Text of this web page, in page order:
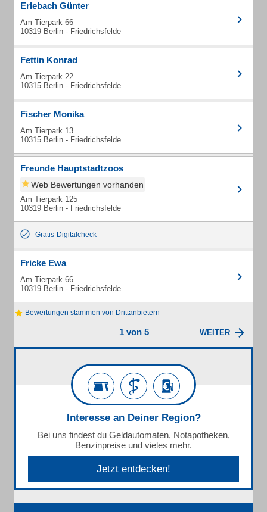
Erlebach Günter
Am Tierpark 66
10319 Berlin - Friedrichsfelde
Fettin Konrad
Am Tierpark 22
10315 Berlin - Friedrichsfelde
Fischer Monika
Am Tierpark 13
10315 Berlin - Friedrichsfelde
Freunde Hauptstadtzoos
Web Bewertungen vorhanden
Am Tierpark 125
10319 Berlin - Friedrichsfelde
Gratis-Digitalcheck
Fricke Ewa
Am Tierpark 66
10319 Berlin - Friedrichsfelde
Bewertungen stammen von Drittanbietern
1 von 5 WEITER
Interesse an Deiner Region?
Bei uns findest du Geldautomaten, Notapotheken,
Benzinpreise und vieles mehr.
Jetzt entdecken!